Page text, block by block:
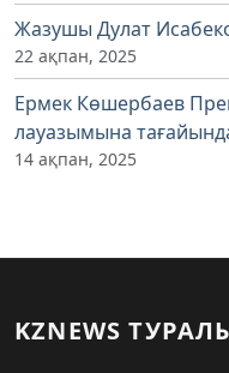
Жазушы Дулат
22 ақпан, 2025
Ермек Көшербаев
лауазымына
14 ақпан, 2025
KZNEWS